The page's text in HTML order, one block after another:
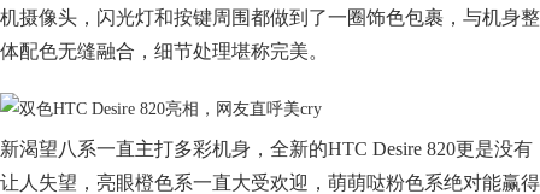
机摄像头，闪光灯和按键周围都做到了一圈饰色包裹，与机身整
体配色无缝融合，细节处理堪称完美。
新渴望八系一直主打多彩机身，全新的HTC Desire 820更是没有
让人失望，亮眼橙色系一直大受欢迎，萌萌哒粉色系绝对能赢得